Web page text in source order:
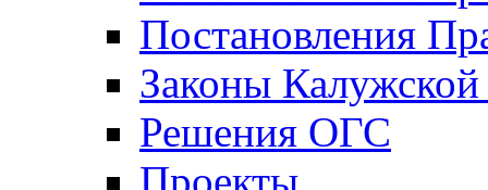
Постановления
Законы Калужской
Решения ОГС